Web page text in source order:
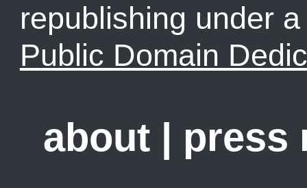
republishing under
Public Domain
about | press